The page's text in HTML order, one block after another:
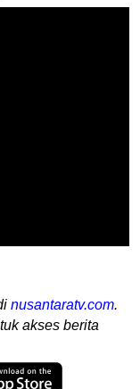
nusantaratv.com.
akses berita